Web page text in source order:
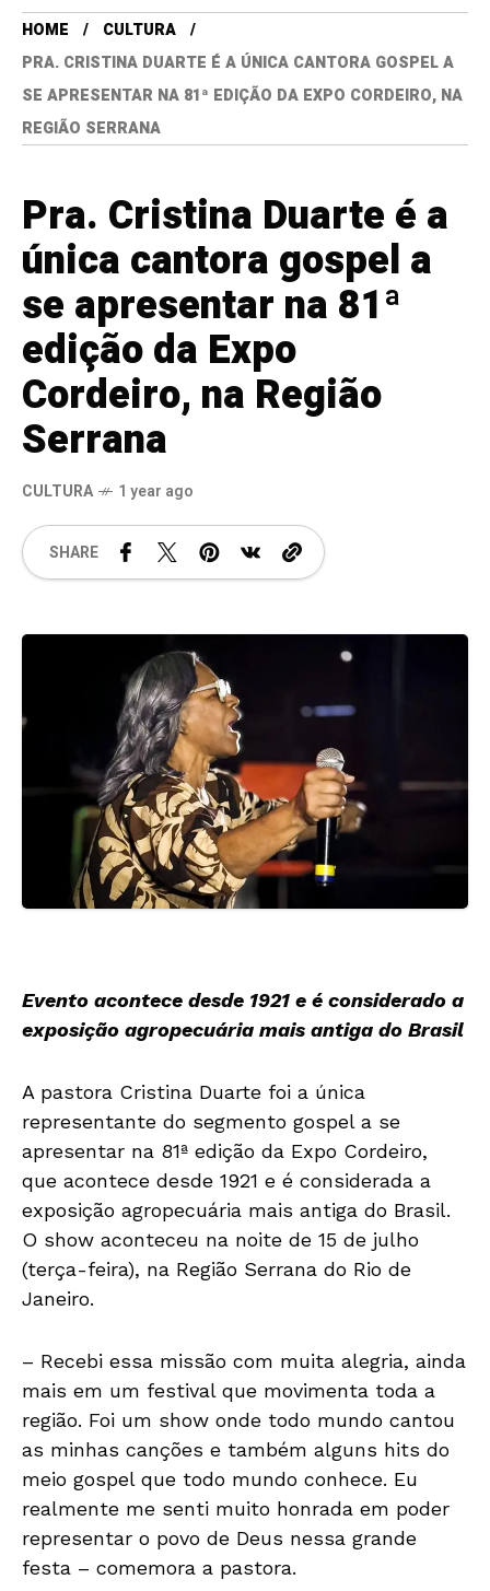
HOME
CULTURA
PRA. CRISTINA DUARTE É A ÚNICA CANTORA GOSPEL A
SE APRESENTAR NA 81ª EDIÇÃO DA EXPO CORDEIRO, NA
REGIÃO SERRANA
Pra. Cristina Duarte é a
única cantora gospel a
se apresentar na 81ª
edição da Expo
Cordeiro, na Região
Serrana
CULTURA 1 year ago
SHARE
Evento acontece desde 1921 e é considerado a
exposição agropecuária mais antiga do Brasil
A pastora Cristina Duarte foi a única
representante do segmento gospel a se
apresentar na 81ª edição da Expo Cordeiro,
que acontece desde 1921 e é considerada a
exposição agropecuária mais antiga do Brasil.
O show aconteceu na noite de 15 de julho
(terça-feira), na Região Serrana do Rio de
Janeiro.
– Recebi essa missão com muita alegria, ainda
mais em um festival que movimenta toda a
região. Foi um show onde todo mundo cantou
as minhas canções e também alguns hits do
meio gospel que todo mundo conhece. Eu
realmente me senti muito honrada em poder
representar o povo de Deus nessa grande
festa – comemora a pastora.